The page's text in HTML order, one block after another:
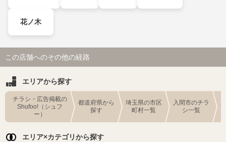
花ノ木
この店舗へのその他の経路
エリアから探す
チラシ・広告掲載の
Shufoo!（シュフ
ー）
都道府県から
探す
埼玉県の市区
町村一覧
入間市のチラ
シ一覧
エリア×カテゴリから探す